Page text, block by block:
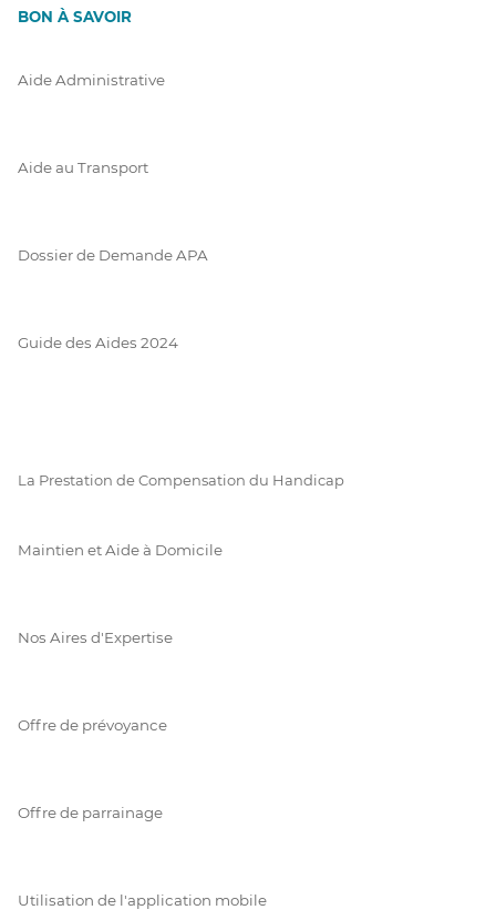
BON À SAVOIR
Aide Administrative
Aide au Transport
Dossier de Demande APA
Guide des Aides 2024
La Prestation de Compensation du Handicap
Maintien et Aide à Domicile
Nos Aires d'Expertise
Offre de prévoyance
Offre de parrainage
Utilisation de l'application mobile